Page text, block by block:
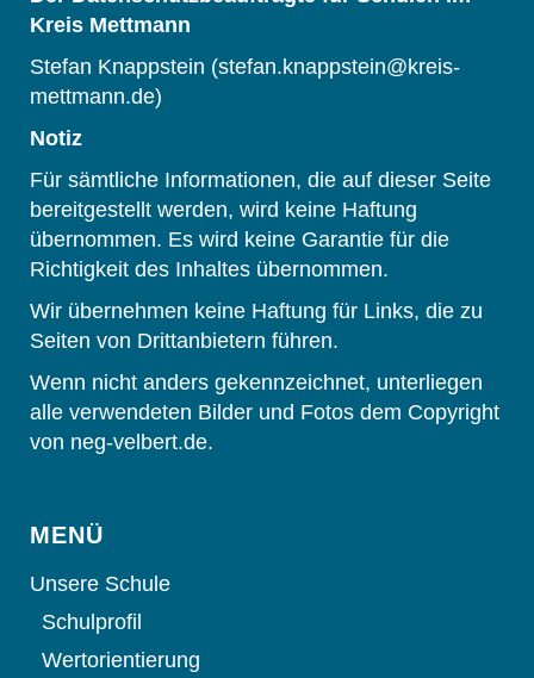
Kreis Mettmann
Stefan Knappstein (stefan.knappstein@kreis-
mettmann.de)
Notiz
Für sämtliche Informationen, die auf dieser Seite
bereitgestellt werden, wird keine Haftung
übernommen. Es wird keine Garantie für die
Richtigkeit des Inhaltes übernommen.
Wir übernehmen keine Haftung für Links, die zu
Seiten von Drittanbietern führen.
Wenn nicht anders gekennzeichnet, unterliegen
alle verwendeten Bilder und Fotos dem Copyright
von neg-velbert.de.
MENÜ
Unsere Schule
Schulprofil
Wertorientierung